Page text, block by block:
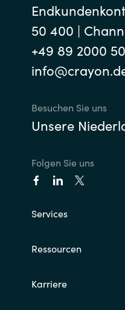
50 400 |
+49 89 2000
Besuchen Sie uns
Unsere
Folgen Sie uns
Services
Ressourcen
Karriere